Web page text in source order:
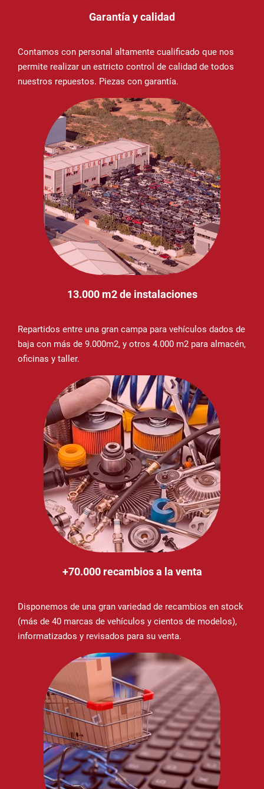
Garantía y calidad
Contamos con personal altamente cualificado que nos
permite realizar un estricto control de calidad de todos
nuestros repuestos. Piezas con garantía.
13.000 m2 de instalaciones
Repartidos entre una gran campa para vehículos dados de
baja con más de 9.000m2, y otros 4.000 m2 para almacén,
oficinas y taller.
+70.000 recambios a la venta
Disponemos de una gran variedad de recambios en stock
(más de 40 marcas de vehículos y cientos de modelos),
informatizados y revisados para su venta.